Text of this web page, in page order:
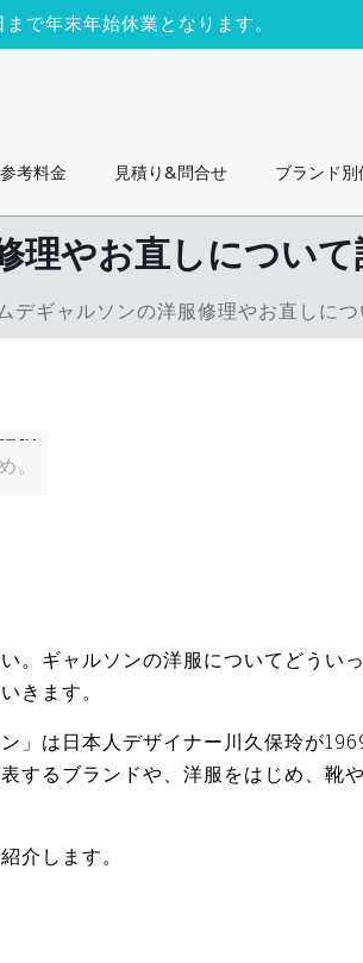
で年末年始休業となります。
考料金 見積り&問合せ ブランド別
理やお直しについ
デギャルソンの洋服修理やお直しに
。
。ギャルソンの洋服についてどうい
きます。
」は日本人デザイナー川久保玲が
するブランドや、洋服をはじめ、靴
介します。